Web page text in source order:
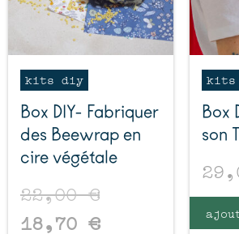
kits diy
Box DIY- Fabriquer
des Beewrap en
cire végétale
22,00€
18,70 €
kits
Box
son